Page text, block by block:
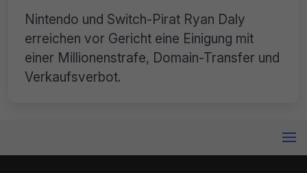
Nintendo und Switch-Pirat Ryan Daly
erreichen vor Gericht eine Einigung mit
einer Millionenstrafe, Domain-Transfer und
Verkaufsverbot.